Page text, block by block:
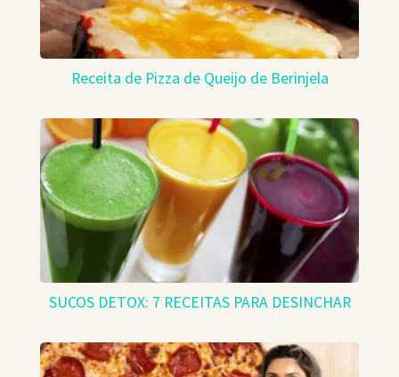
Receita de Pizza de Queijo de Berinjela
SUCOS DETOX: 7 RECEITAS PARA DESINCHAR